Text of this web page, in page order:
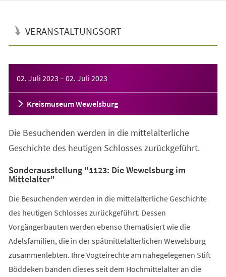
VERANSTALTUNGSORT
02. Juli 2023 – 02. Juli 2023
Kreismuseum Wewelsburg
Die Besuchenden werden in die mittelalterliche
Geschichte des heutigen Schlosses zurückgeführt.
Sonderausstellung "1123: Die Wewelsburg im
Mittelalter"
Die Besuchenden werden in die mittelalterliche Geschichte
des heutigen Schlosses zurückgeführt. Dessen
Vorgängerbauten werden ebenso thematisiert wie die
Adelsfamilien, die in der spätmittelalterlichen Wewelsburg
zusammenlebten. Ihre Vogteirechte am nahegelegenen Stift
Böddeken banden dieses seit dem Hochmittelalter an die